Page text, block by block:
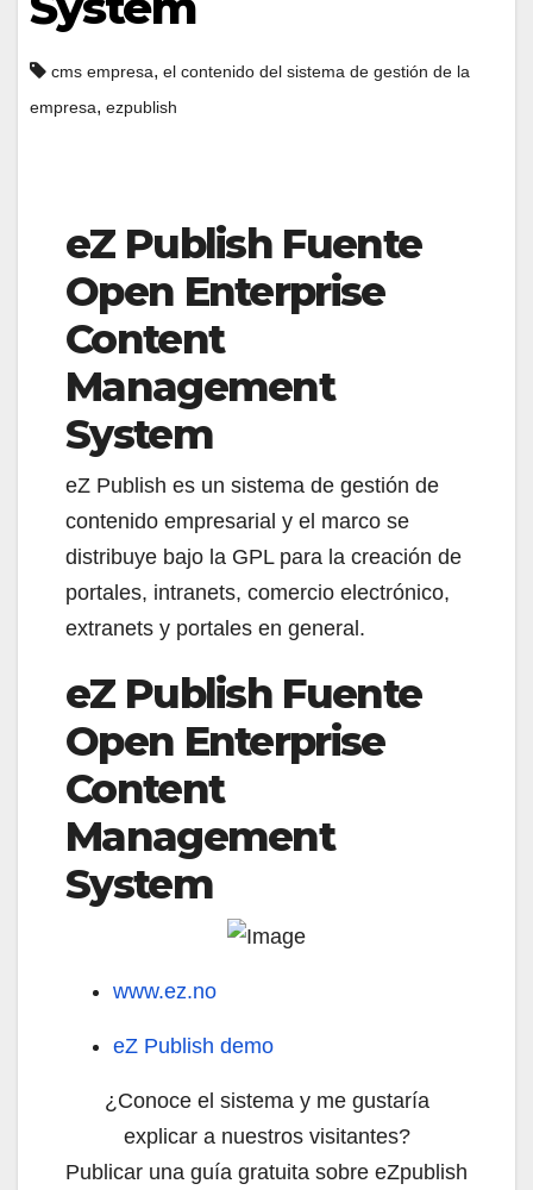
cms empresa, el contenido del sistema de gestión de la
empresa, ezpublish
eZ Publish Fuente
Open Enterprise
Content
Management
System
eZ Publish es un sistema de gestión de
contenido empresarial y el marco se
distribuye bajo la GPL para la creación de
portales, intranets, comercio electrónico,
extranets y portales en general.
eZ Publish Fuente
Open Enterprise
Content
Management
System
www.ez.no
eZ Publish demo
¿Conoce el sistema y me gustaría
explicar a nuestros visitantes?
Publicar una guía gratuita sobre eZpublish